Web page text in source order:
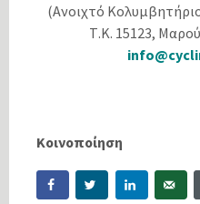
(Ανοιχτό
Τ.Κ. 15123,
Κοινοποίηση